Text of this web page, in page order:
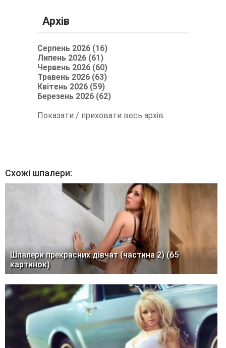
Архів
Серпень 2026 (16)
Липень 2026 (61)
Червень 2026 (60)
Травень 2026 (63)
Квітень 2026 (59)
Березень 2026 (62)
Показати / приховати весь архів
Схожі шпалери:
Шпалери прекрасних дівчат (частина 2) (65
картинок)